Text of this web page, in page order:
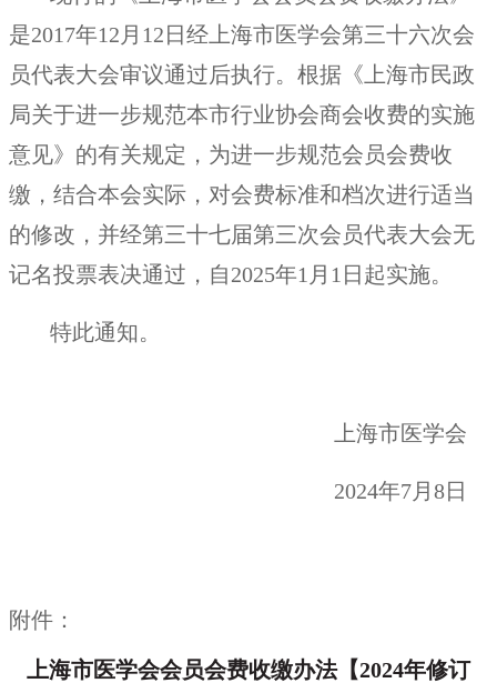
是2017年12月12日经上海市医学会第三十六次会
员代表大会审议通过后执行。根据《上海市民政
局关于进一步规范本市行业协会商会收费的实施
意见》的有关规定，为进一步规范会员会费收
缴，结合本会实际，对会费标准和档次进行适当
的修改，并经第三十七届第三次会员代表大会无
记名投票表决通过，自2025年1月1日起实施。
特此通知。
上海市医学会
2024年7月8日
附件：
上海市医学会会员会费收缴办法【2024年修订